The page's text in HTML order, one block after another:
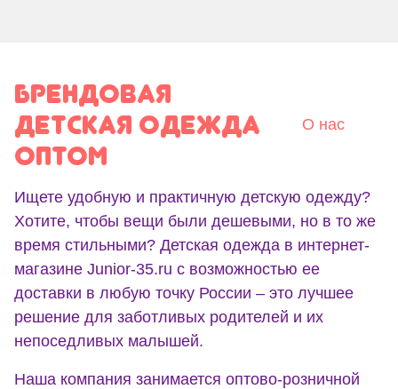
БРЕНДОВАЯ
ДЕТСКАЯ ОДЕЖДА
ОПТОМ
О нас
Ищете удобную и практичную детскую одежду?
Хотите, чтобы вещи были дешевыми, но в то же
время стильными? Детская одежда в интернет-
магазине Junior-35.ru с возможностью ее
доставки в любую точку России – это лучшее
решение для заботливых родителей и их
непоседливых малышей.
Наша компания занимается оптово-розничной